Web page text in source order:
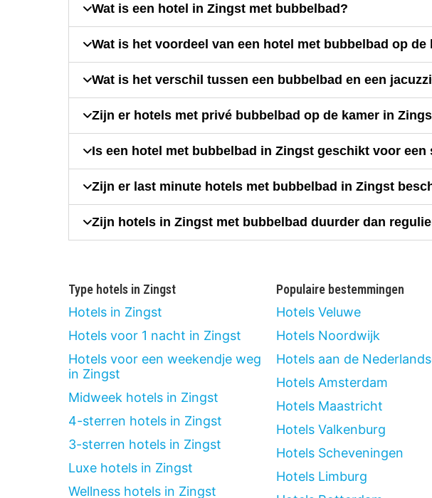
Wat is een hotel in Zingst met bubbelbad?
Wat is het voordeel van een hotel met bubbelbad op de
Wat is het verschil tussen een bubbelbad en een
Zijn er hotels met privé bubbelbad op de kamer in
Is een hotel met bubbelbad in Zingst geschikt voor een
Zijn er last minute hotels met bubbelbad in Zingst
Zijn hotels in Zingst met bubbelbad duurder dan
Type hotels in Zingst
Hotels in Zingst
Hotels voor 1 nacht in Zingst
Hotels voor een weekendje weg
in Zingst
Midweek hotels in Zingst
4-sterren hotels in Zingst
3-sterren hotels in Zingst
Luxe hotels in Zingst
Wellness hotels in Zingst
Populaire bestemmingen
Hotels Veluwe
Hotels Noordwijk
Hotels aan de
Hotels Amsterdam
Hotels Maastricht
Hotels Valkenburg
Hotels Scheveningen
Hotels Limburg